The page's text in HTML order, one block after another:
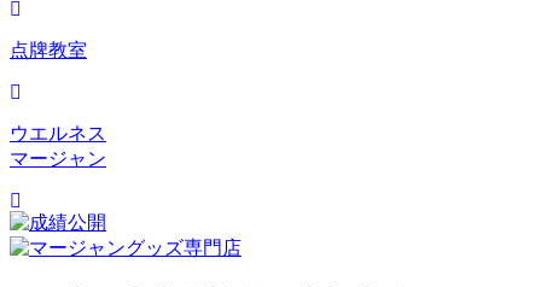
点牌教室
ウエルネス
マージャン